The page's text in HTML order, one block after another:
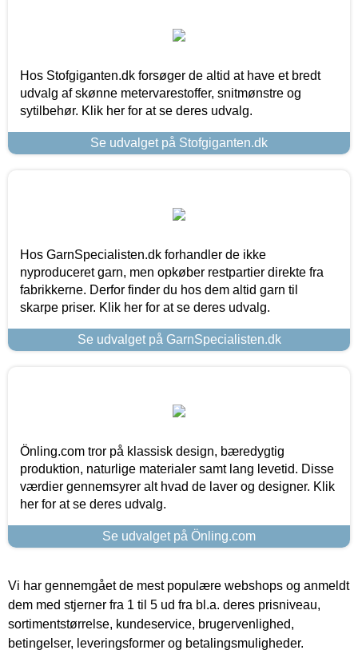
Hos Stofgiganten.dk forsøger de altid at have et bredt
udvalg af skønne metervarestoffer, snitmønstre og
sytilbehør. Klik her for at se deres udvalg.
Se udvalget på Stofgiganten.dk
Hos GarnSpecialisten.dk forhandler de ikke
nyproduceret garn, men opkøber restpartier direkte fra
fabrikkerne. Derfor finder du hos dem altid garn til
skarpe priser. Klik her for at se deres udvalg.
Se udvalget på GarnSpecialisten.dk
Önling.com tror på klassisk design, bæredygtig
produktion, naturlige materialer samt lang levetid. Disse
værdier gennemsyrer alt hvad de laver og designer. Klik
her for at se deres udvalg.
Se udvalget på Önling.com
Vi har gennemgået de mest populære webshops og anmeldt
dem med stjerner fra 1 til 5 ud fra bl.a. deres prisniveau,
sortimentstørrelse, kundeservice, brugervenlighed,
betingelser, leveringsformer og betalingsmuligheder.